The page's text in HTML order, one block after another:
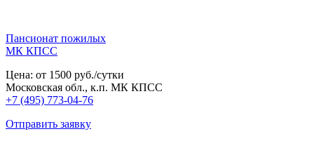
Пансионат пожилых
МК КПСС
Цена: от 1500 руб./сутки
Московская обл., к.п. МК КПСС
+7 (495) 773-04-76
Отправить заявку